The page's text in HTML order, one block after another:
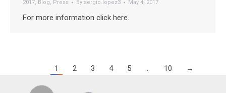
2017, Blog, Press By sergio.lopez3 May 4, 2017
For more information click here.
1 2 3 4 5 … 10 →